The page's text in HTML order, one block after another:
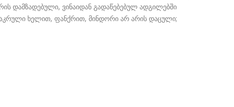
დამზადებული, ვინაიდან გადაწებებულ ადგილებში
ხელით, ფანქრით, მინდორი არ არის დაცული;